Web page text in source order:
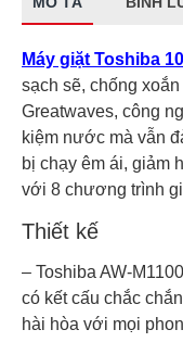
Tốc độ
quay vắt
Động cơ Truyền
Trọng
lượng
41 kg
Số
sử dụng
Kích
thước
Cao 96
Máy giặt Toshiba
sạch sẽ, chống
Greatwaves, công
kiệm nước mà vẫn
bị chạy êm ái, giảm
với 8 chương trình
Thiết kế
– Toshiba AW-
có kết cấu chắc
hài hòa với mọi